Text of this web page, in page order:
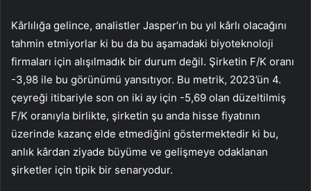
Kârlılığa gelince, analistler Jasper’ın bu yıl kârlı olacağını
tahmin etmiyorlar ki bu da bu aşamadaki biyoteknoloji
firmaları için alışılmadık bir durum değil. Şirketin F/K oranı
-3,98 ile bu görünümü yansıtıyor. Bu metrik, 2023’ün 4.
çeyreği itibariyle son on iki ay için -5,69 olan düzeltilmiş
F/K oranıyla birlikte, şirketin şu anda hisse fiyatının
üzerinde kazanç elde etmediğini göstermektedir ki bu,
anlık kârdan ziyade büyüme ve gelişmeye odaklanan
şirketler için tipik bir senaryodur.